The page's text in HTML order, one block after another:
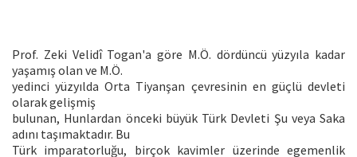
Prof. Zeki Velidî Togan'a göre M.Ö. dördüncü yüzyıla kadar
yaşamış olan ve M.Ö.
yedinci yüzyılda Orta Tiyanşan çevresinin en güçlü devleti
olarak gelişmiş
bulunan, Hunlardan önceki büyük Türk Devleti Şu veya Saka
adını taşımaktadır. Bu
Türk imparatorluğu, birçok kavimler üzerinde egemenlik